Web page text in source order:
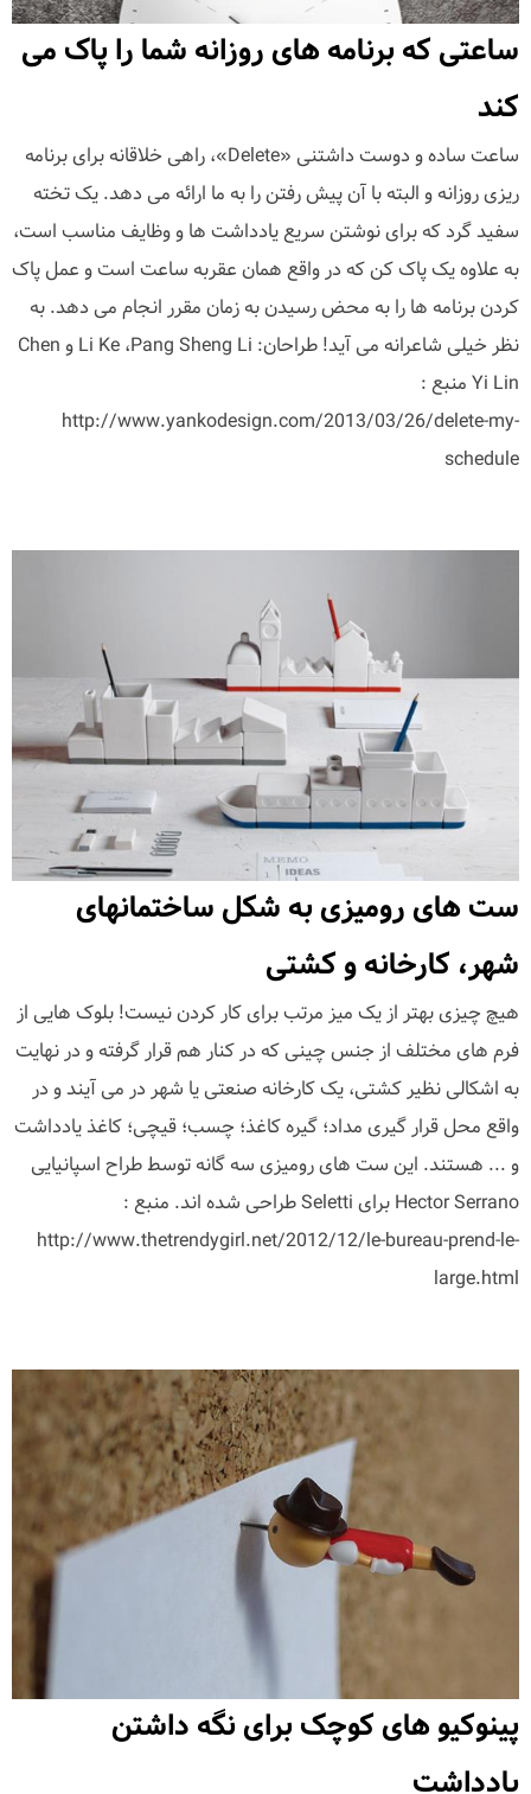
ساعتی که برنامه های روزانه شما را پاک می
کند
ساعت ساده و دوست داشتنی «Delete»، راهی خلاقانه برای برنامه
ریزی روزانه و البته با آن پیش رفتن را به ما ارائه می دهد. یک تخته
سفید گرد که برای نوشتن سریع یادداشت ها و وظایف مناسب است،
به علاوه یک پاک کن که در واقع همان عقربه ساعت است و عمل پاک
کردن برنامه ها را به محض رسیدن به زمان مقرر انجام می دهد. به
نظر خیلی شاعرانه می آید! طراحان: Li Ke ،Pang Sheng Li و Chen
Yi Lin منبع :
http://www.yankodesign.com/2013/03/26/delete-my-
schedule
ست های رومیزی به شکل ساختمانهای
شهر، کارخانه و کشتی
هیچ چیزی بهتر از یک میز مرتب برای کار کردن نیست! بلوک هایی از
فرم های مختلف از جنس چینی که در کنار هم قرار گرفته و در نهایت
به اشکالی نظیر کشتی، یک کارخانه صنعتی یا شهر در می آیند و در
واقع محل قرار گیری مداد؛ گیره کاغذ؛ چسب؛ قیچی؛ کاغذ یادداشت
و ... هستند. این ست های رومیزی سه گانه توسط طراح اسپانیایی
Hector Serrano برای Seletti طراحی شده اند. منبع :
http://www.thetrendygirl.net/2012/12/le-bureau-prend-le-
large.html
پینوکیو های کوچک برای نگه داشتن
یادداشت